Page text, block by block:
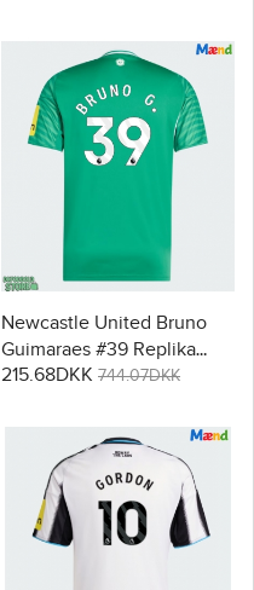
Newcastle United Bruno
Guimaraes #39 Replika
Udebanetrøje 2025-26
215.68DKK 744.07DKK